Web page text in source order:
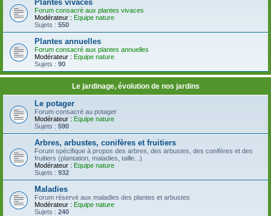
Plantes vivaces
Forum consacré aux plantes vivaces
Modérateur : Equipe nature
Sujets : 550
Plantes annuelles
Forum consacré aux plantes annuelles
Modérateur : Equipe nature
Sujets : 90
Le jardinage, évolution de nos jardins
Le potager
Forum consacré au potager
Modérateur : Equipe nature
Sujets : 590
Arbres, arbustes, conifères et fruitiers
Forum spécifique à propos des arbres, des arbustes, des conifères et des
fruitiers (plantation, maladies, taille...)
Modérateur : Equipe nature
Sujets : 932
Maladies
Forum réservé aux maladies des plantes et arbustes
Modérateur : Equipe nature
Sujets : 240